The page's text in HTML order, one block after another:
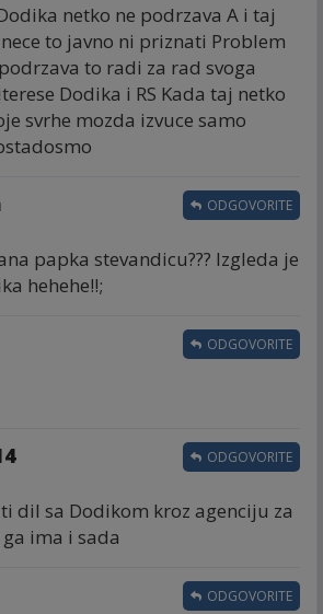
netko ne podrzava A i taj
to javno ni priznati Problem
to radi za rad svoga
Dodika i RS Kada taj netko
svrhe mozda izvuce samo
papka stevandicu??? Izgleda je
hehehe!!;
ODGOVORITE
ODGOVORITE
dil sa Dodikom kroz agenciju za
ima i sada
ODGOVORITE
ODGOVORITE